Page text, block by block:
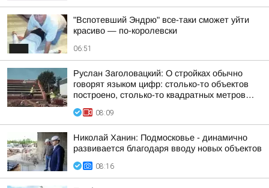
"Вспотевший Эндрю" все-таки сможет уйти
красиво — по-королевски
06:51
Руслан Заголовацкий: О стройках обычно
говорят языком цифр: столько-то объектов
построено, столько-то квадратных метров…
08:09
Николай Ханин: Подмосковье - динамично
развивается благодаря вводу новых объектов
08:16